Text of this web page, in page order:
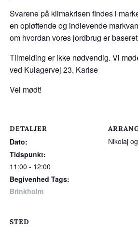
Svarene på klimakrisen findes i
en opløftende og indlevende
om hvordan vores jordbrug er
Tilmelding er ikke nødvendig. Vi
ved Kulagervej 23, Karise
Vel mødt!
DETALJER
Dato:
Tidspunkt:
11:00 - 12:00
Begivenhed Tags:
Brinkholm
Nikolaj
STED